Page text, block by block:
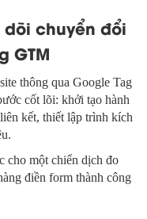
chuyển đổi
GTM
thông qua Google Tag
cốt lõi: khởi tạo hành
kết, thiết lập trình kích
cho một chiến dịch đo
điền form thành công